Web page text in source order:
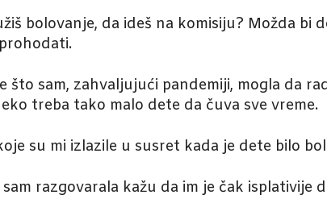
bolovanje, da ideš na komisiju? Možda bi
što sam, zahvaljujući pandemiji, mogla da
treba tako malo dete da čuva sve vreme.
su mi izlazile u susret kada je dete bilo
razgovarala kažu da im je čak isplativije